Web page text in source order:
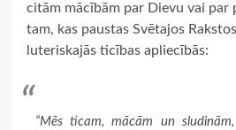
citām mācībām par Dievu vai par
tam, kas paustas Svētajos
luteriskajās ticības apliecībās:
“Mēs ticam, mācām un